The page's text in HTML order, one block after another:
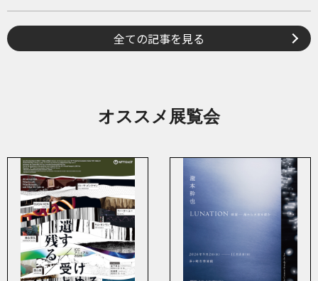
全ての記事を見る
オススメ展覧会